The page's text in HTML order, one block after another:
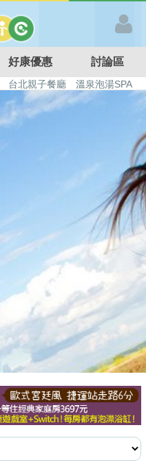
好康優惠 討論區
台北親子餐廳
溫泉泡湯SPA
日本親子景點